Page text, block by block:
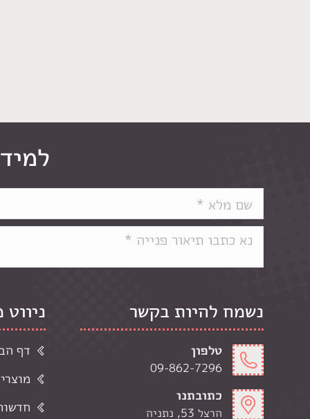
נשמח להיות בקשר
טלפון
09-862-7296
כתובתנו
הרצל 53, נתניה
דף